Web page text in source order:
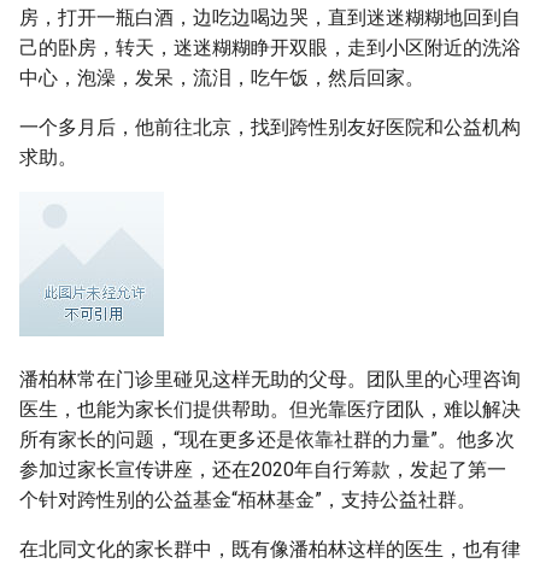
房，打开一瓶白酒，边吃边喝边哭，直到迷迷糊糊地回到自
己的卧房，转天，迷迷糊糊睁开双眼，走到小区附近的洗浴
中心，泡澡，发呆，流泪，吃午饭，然后回家。
一个多月后，他前往北京，找到跨性别友好医院和公益机构
求助。
潘柏林常在门诊里碰见这样无助的父母。团队里的心理咨询
医生，也能为家长们提供帮助。但光靠医疗团队，难以解决
所有家长的问题，“现在更多还是依靠社群的力量”。他多次
参加过家长宣传讲座，还在2020年自行筹款，发起了第一
个针对跨性别的公益基金“栢林基金”，支持公益社群。
在北同文化的家长群中，既有像潘柏林这样的医生，也有律